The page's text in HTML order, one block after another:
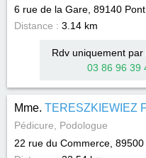
6 rue de la Gare, 89140
Distance : 3.14 km
Rdv uniquement
03 86 96 39
Mme. TERESZKIEWIEZ
Pédicure, Podologue
22 rue du Commerce, 89500